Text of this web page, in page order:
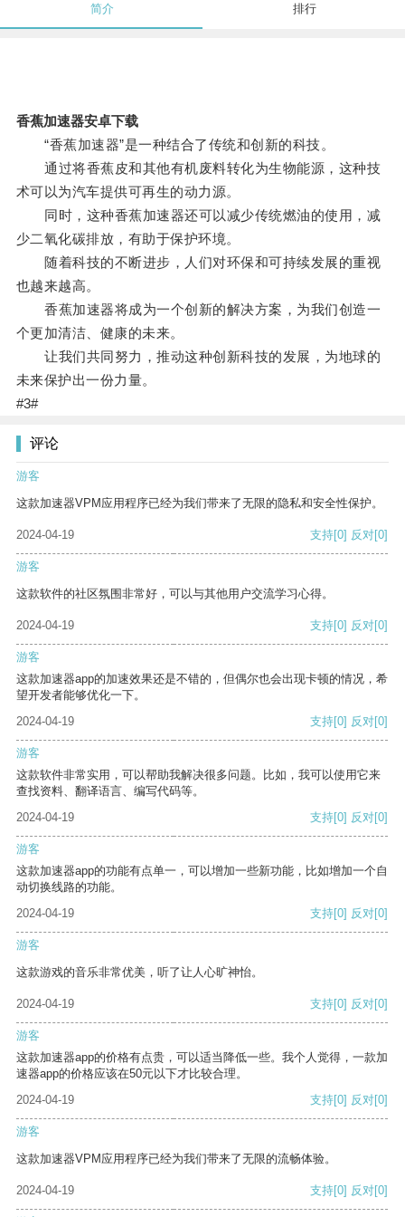
简介 排行
香蕉加速器安卓下载
“香蕉加速器”是一种结合了传统和创新的科技。
通过将香蕉皮和其他有机废料转化为生物能源，这种技
术可以为汽车提供可再生的动力源。
同时，这种香蕉加速器还可以减少传统燃油的使用，减
少二氧化碳排放，有助于保护环境。
随着科技的不断进步，人们对环保和可持续发展的重视
也越来越高。
香蕉加速器将成为一个创新的解决方案，为我们创造一
个更加清洁、健康的未来。
让我们共同努力，推动这种创新科技的发展，为地球的
未来保护出一份力量。
#3#
评论
游客
这款加速器VPM应用程序已经为我们带来了无限的隐私和安全性保护。
2024-04-19 支持[0] 反对[0]
游客
这款软件的社区氛围非常好，可以与其他用户交流学习心得。
2024-04-19 支持[0] 反对[0]
游客
这款加速器app的加速效果还是不错的，但偶尔也会出现卡顿的情况，希
望开发者能够优化一下。
2024-04-19
支持[0] 反对[0]
游客
这款软件非常实用，可以帮助我解决很多问题。比如，我可以使用它来
查找资料、翻译语言、编写代码等。
2024-04-19
支持[0] 反对[0]
游客
这款加速器app的功能有点单一，可以增加一些新功能，比如增加一个自
动切换线路的功能。
2024-04-19
支持[0] 反对[0]
游客
这款游戏的音乐非常优美，听了让人心旷神怡。
2024-04-19 支持[0] 反对[0]
游客
这款加速器app的价格有点贵，可以适当降低一些。我个人觉得，一款加
速器app的价格应该在50元以下才比较合理。
2024-04-19
支持[0] 反对[0]
游客
这款加速器VPM应用程序已经为我们带来了无限的流畅体验。
2024-04-19 支持[0] 反对[0]